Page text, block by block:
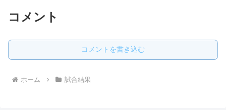
コメント
コメントを書き込む
ホーム 試合結果